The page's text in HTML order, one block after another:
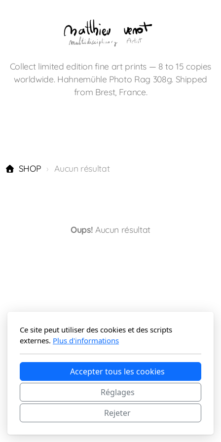
Collect limited edition fine art prints — 8 to 15 copies
worldwide. Hahnemühle Photo Rag 308g. Shipped
from Brest, France.
SHOP Aucun résultat
Oups! Aucun résultat
Ⓒ 2025 - Matthieu Venot
Ce site peut utiliser des cookies et des scripts
externes. Plus d'informations
Accepter tous les cookies
Réglages
Rejeter